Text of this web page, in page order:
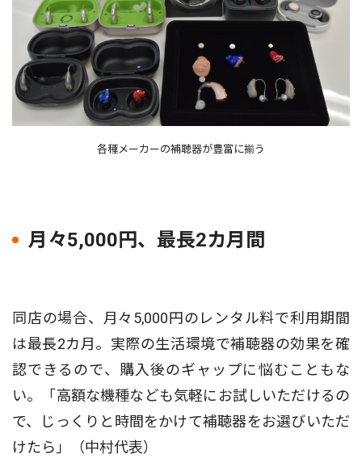
各種メーカーの補聴器が豊富に揃う
月々5,000円、最長2カ月間
同店の場合、月々5,000円のレンタル料で利用期間
は最長2カ月。実際の生活環境で補聴器の効果を確
認できるので、購入後のギャップに悩むこともな
い。「高額な機種なども気軽にお試しいただけるの
で、じっくりと時間をかけて補聴器をお選びいただ
けたら」（中村代表）